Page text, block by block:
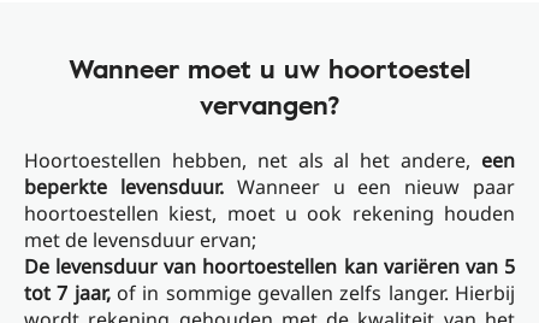
Wanneer moet u uw hoortoestel
vervangen?
Hoortoestellen hebben, net als al het andere, een
beperkte levensduur.Wanneer u een nieuw paar
hoortoestellen kiest, moet u ook rekening houden
met de levensduur ervan;
De levensduur van hoortoestellen kan variëren van 5
tot 7 jaar,of in sommige gevallen zelfs langer. Hierbij